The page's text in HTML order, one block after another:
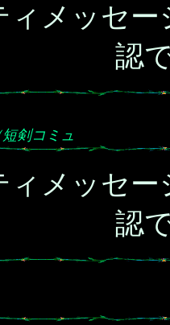
ィメッセ
認
剣コミュ
ィメッセ
認